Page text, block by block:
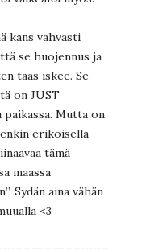
kans vahvasti
se huojennus ja
taas iskee. Se
on JUST
paikassa. Mutta on
erikoisella
tämä
maassa
Sydän aina vähän
<3